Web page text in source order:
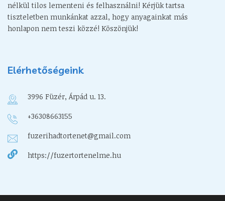
nélkül tilos lementeni és felhasználni! Kérjük tartsa
tiszteletben munkánkat azzal, hogy anyagainkat más
honlapon nem teszi közzé! Köszönjük!
Elérhetőségeink
3996 Füzér, Árpád u. 13.
+36308663155
fuzerihadtortenet@gmail.com
https://fuzertortenelme.hu